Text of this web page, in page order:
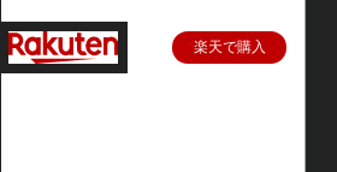
楽天で購入